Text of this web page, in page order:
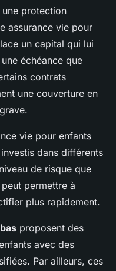
protection
assurance vie pour
un capital qui lui
échéance que
contrats
une couverture en
vie pour enfants
dans différents
de risque que
permettre à
plus rapidement.
proposent des
avec des
Par ailleurs, ces